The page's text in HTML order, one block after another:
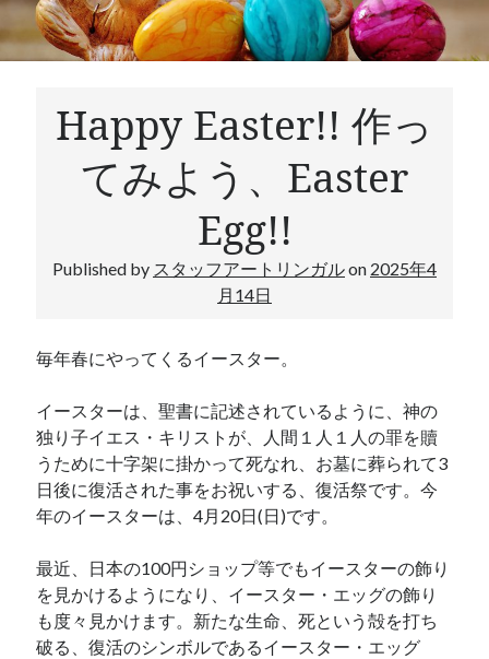
ス
タ
最近の投稿
ネイティブがよく使う！覚えておきたい英語イディオム5選
Spring in Europe vs. Japan
イチゴや牛肉・・・ところ変われば変わる品質
スペイン語
フランス語
ブログ
英会話
2026年8月
火 水 木 金 土 日
1 2
Happy Easter!! 作っ
てみよう、Easter
Egg!!
Published by スタッフアートリンガルon 2025年4
月14日
毎年春にやってくるイースター。
イースターは、聖書に記述されているように、神の
独り子イエス・キリストが、人間１人１人の罪を贖
うために十字架に掛かって死なれ、お墓に葬られて3
日後に復活された事をお祝いする、復活祭です。今
年のイースターは、4月20日(日)です。
最近、日本の100円ショップ等でもイースターの飾り
を見かけるようになり、イースター・エッグの飾り
も度々見かけます。新たな生命、死という殻を打ち
破る、復活のシンボルであるイースター・エッグ